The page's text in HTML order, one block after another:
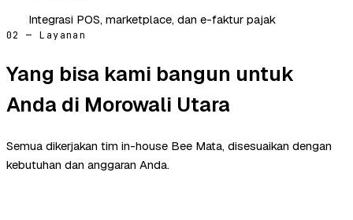
Integrasi POS, marketplace, dan e-faktur pajak
02 — Layanan
Yang bisa kami bangun untuk
Anda di Morowali Utara
Semua dikerjakan tim in-house Bee Mata, disesuaikan dengan
kebutuhan dan anggaran Anda.